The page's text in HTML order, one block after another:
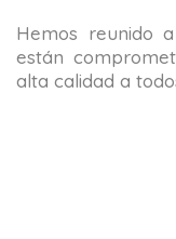
Hemos reunido
están
alta calidad a